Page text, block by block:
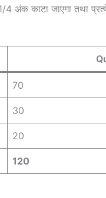
अंक काटा जाएगा तथा
70
30
20
120